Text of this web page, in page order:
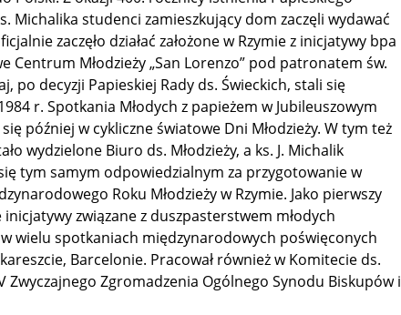
Michalika studenci zamieszkujący dom zaczęli wydawać
zaczęło działać założone w Rzymie z inicjatywy bpa
Centrum Młodzieży „San Lorenzo” pod patronatem św.
po decyzji Papieskiej Rady ds. Świeckich, stali się
r. Spotkania Młodych z papieżem w Jubileuszowym
później w cykliczne światowe Dni Młodzieży. W tym też
wydzielone Biuro ds. Młodzieży, a ks. J. Michalik
tym samym odpowiedzialnym za przygotowanie w
Roku Młodzieży w Rzymie. Jako pierwszy
związane z duszpasterstwem młodych
wielu spotkaniach międzynarodowych poświęconych
Barcelonie. Pracował również w Komitecie ds.
Zwyczajnego Zgromadzenia Ogólnego Synodu Biskupów i